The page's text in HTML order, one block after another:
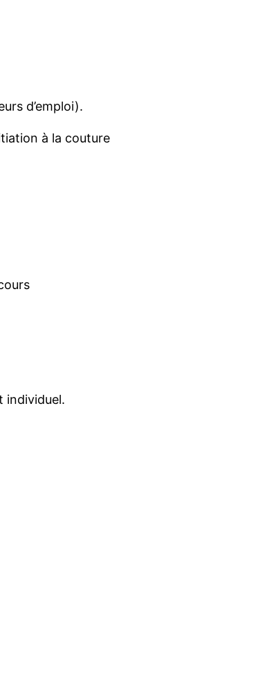
d’emploi).
à la couture
individuel.